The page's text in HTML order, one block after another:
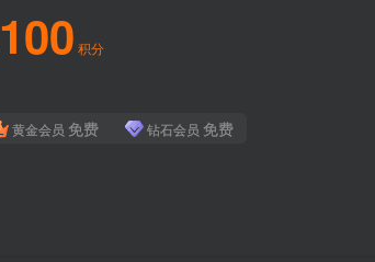
100 积分
黄金会员 免费 钻石会员 免费